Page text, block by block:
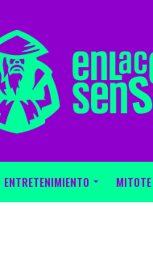
ENTRETENIMIENTO MITOTE